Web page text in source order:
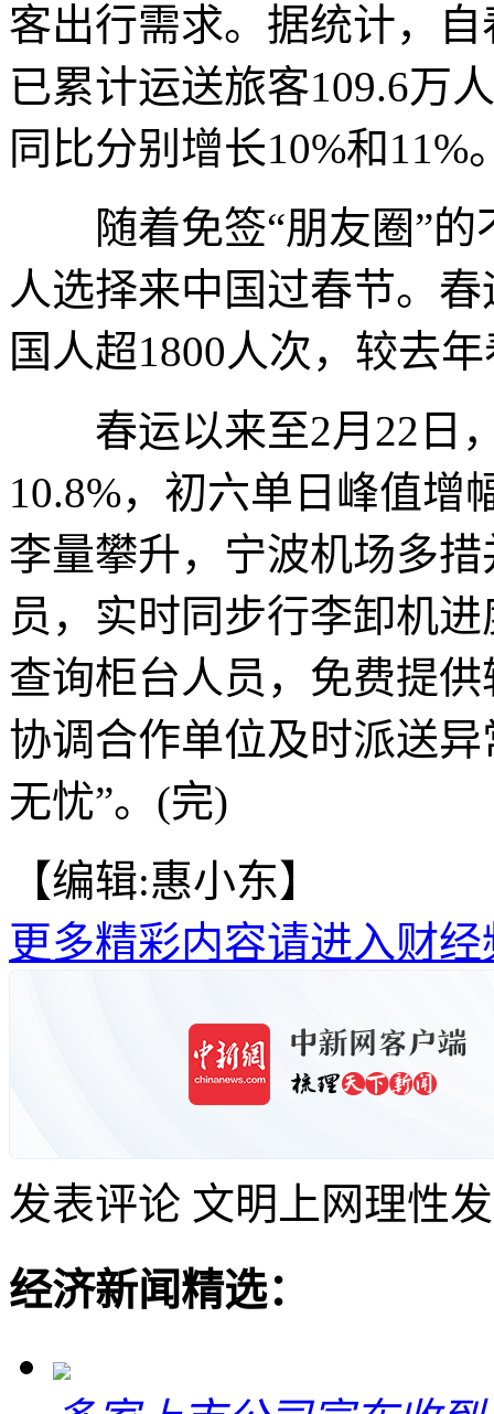
客出行需求。据统计，
已累计运送旅客109.6万
同比分别增长10%和11%
随着免签“朋友圈”的
人选择来中国过春节。
国人超1800人次，较去
春运以来至2月22日，
10.8%，初六单日峰值增
李量攀升，宁波机场多
员，实时同步行李卸机
查询柜台人员，免费提
协调合作单位及时派送
无忧”。(完)
【编辑:惠小东】
更多精彩内容请进入财经
发表评论 文明上网理性
经济新闻精选：